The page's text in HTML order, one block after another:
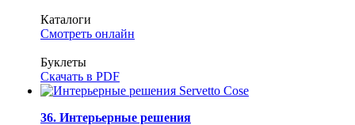
Каталоги
Смотреть онлайн
Буклеты
Скачать в PDF
36. Интерьерные решения